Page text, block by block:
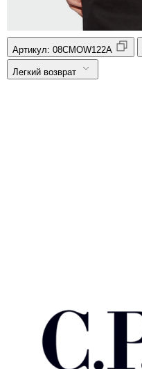
Артикул: 08CMOW122A
Легкий возврат